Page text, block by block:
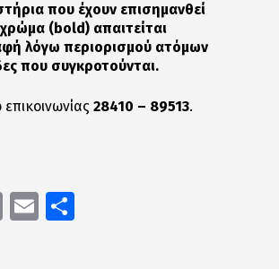
που έχουν επισημανθεί
( bold) απαιτείται
λόγω περιορισμού ατόμων
που συγκροτούνται.
28410 – 89513.
CopyEmail